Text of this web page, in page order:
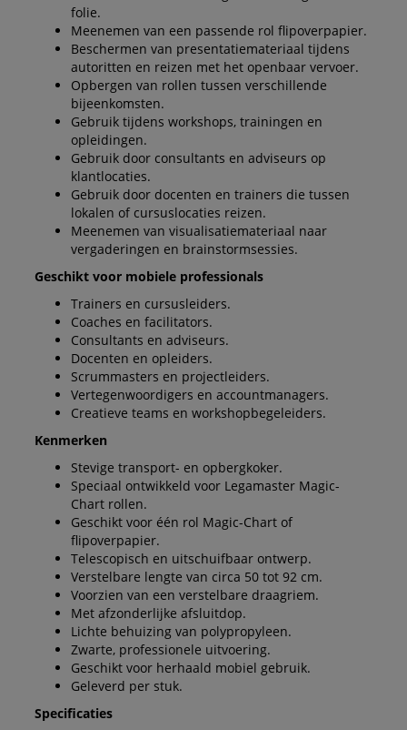
folie.
Meenemen van een passende rol flipoverpapier.
Beschermen van presentatiemateriaal tijdens
autoritten en reizen met het openbaar vervoer.
Opbergen van rollen tussen verschillende
bijeenkomsten.
Gebruik tijdens workshops, trainingen en
opleidingen.
Gebruik door consultants en adviseurs op
klantlocaties.
Gebruik door docenten en trainers die tussen
lokalen of cursuslocaties reizen.
Meenemen van visualisatiemateriaal naar
vergaderingen en brainstormsessies.
Geschikt voor mobiele professionals
Trainers en cursusleiders.
Coaches en facilitators.
Consultants en adviseurs.
Docenten en opleiders.
Scrummasters en projectleiders.
Vertegenwoordigers en accountmanagers.
Creatieve teams en workshopbegeleiders.
Kenmerken
Stevige transport- en opbergkoker.
Speciaal ontwikkeld voor Legamaster Magic-
Chart rollen.
Geschikt voor één rol Magic-Chart of
flipoverpapier.
Telescopisch en uitschuifbaar ontwerp.
Verstelbare lengte van circa 50 tot 92 cm.
Voorzien van een verstelbare draagriem.
Met afzonderlijke afsluitdop.
Lichte behuizing van polypropyleen.
Zwarte, professionele uitvoering.
Geschikt voor herhaald mobiel gebruik.
Geleverd per stuk.
Specificaties